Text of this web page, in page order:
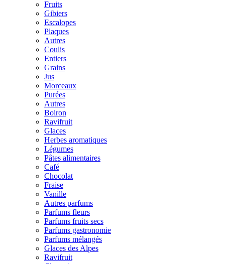
Fruits
Gibiers
Escalopes
Plaques
Autres
Coulis
Entiers
Grains
Jus
Morceaux
Purées
Autres
Boiron
Ravifruit
Glaces
Herbes aromatiques
Légumes
Pâtes alimentaires
Café
Chocolat
Fraise
Vanille
Autres parfums
Parfums fleurs
Parfums fruits secs
Parfums gastronomie
Parfums mélangés
Glaces des Alpes
Ravifruit